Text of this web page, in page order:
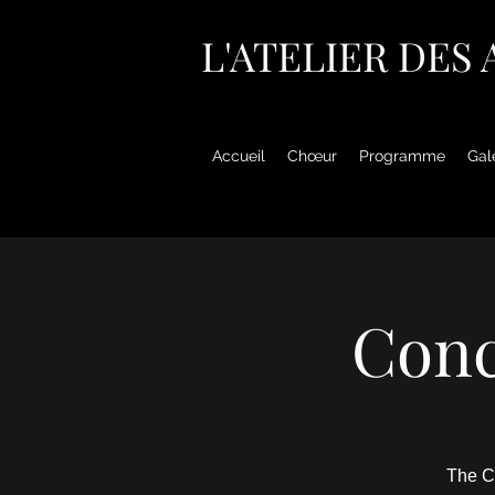
L'ATELIER DES
Accueil Chœur Programme
The